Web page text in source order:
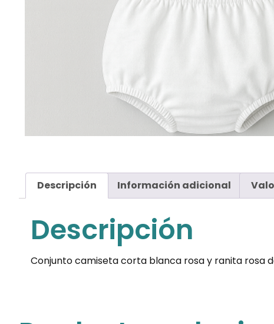
Descripción Información adicional
Descripción
Conjunto camiseta corta blanca rosa y ranita rosa